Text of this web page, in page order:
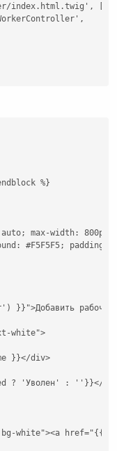
index.html.twig', [
%}
max-width:
#F5F5F5; padding:
}}">Добавить
white">
}}</div>
? 'Уволен' : ''}}</
white"><a href="{{